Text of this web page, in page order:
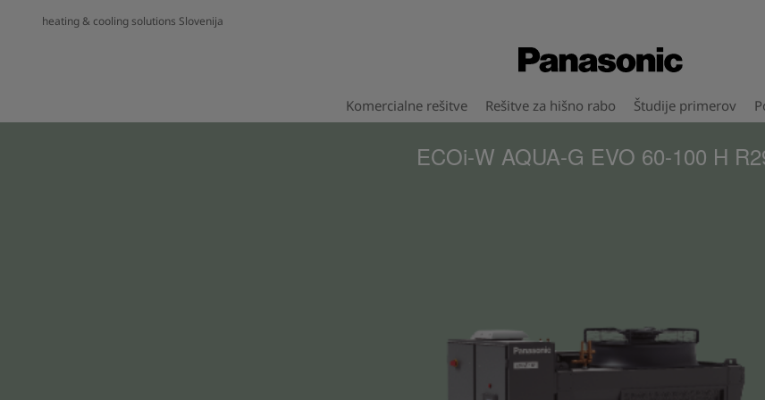
heating & cooling solutions Slovenija
Komercialne rešitve Rešitve za hišno rabo Študije primerov
ECOi-W AQUA-G EVO 60-100 H